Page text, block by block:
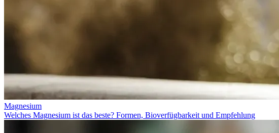
Magnesium
Welches Magnesium ist das beste? Formen, Bioverfügbarkeit und Empfehlung